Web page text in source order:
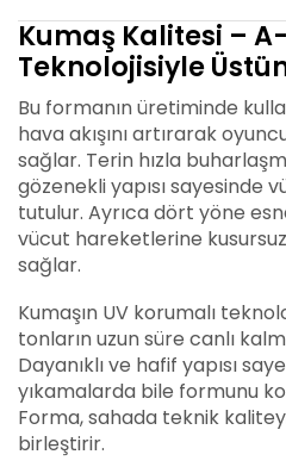
Kumaş Kalitesi –
Teknolojisiyle
Bu formanın üretiminde
hava akışını artırarak
sağlar. Terin hızla
gözenekli yapısı sayesinde
tutulur. Ayrıca dört yöne
vücut hareketlerine
sağlar.
Kumaşın UV korumalı
tonların uzun süre canlı
Dayanıklı ve hafif yapısı
yıkamalarda bile formunu
Forma, sahada teknik
birleştirir.